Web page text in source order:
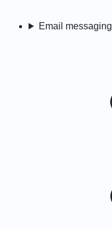
Email messaging